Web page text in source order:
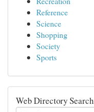
Reference
Science
Shopping
Society
Sports
Web Directory Search